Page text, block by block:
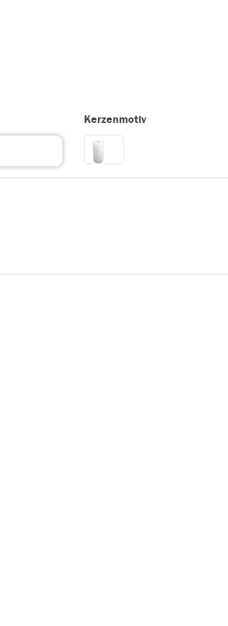
Kerzenmotiv